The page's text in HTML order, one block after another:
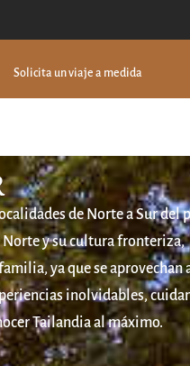
Solicita un viaje a medida
de Norte a Sur del
Norte y su cultura fronteriza,
ya que se aprovechan
inolvidables,
Tailandia al máximo.